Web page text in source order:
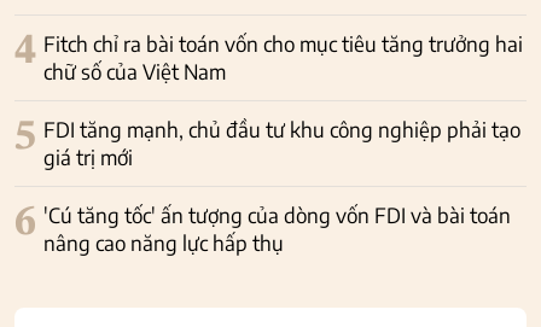
4 Fitch chỉ ra bài toán vốn cho mục tiêu tăng trưởng hai
chữ số của Việt Nam
5 FDI tăng mạnh, chủ đầu tư khu công nghiệp phải tạo
giá trị mới
6 'Cú tăng tốc' ấn tượng của dòng vốn FDI và bài toán
nâng cao năng lực hấp thụ